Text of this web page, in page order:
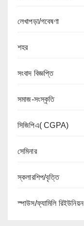
লেখাপড়া/গবেষণা
শহর
সংবাদ বিজ্ঞপ্তি
সমাজ-সংস্কৃতি
সিজিপিএ( CGPA)
সেমিনার
স্কলারশিপ/বৃত্তি
স্পাউস/ফ্যামিলি রিইউনিয়ন